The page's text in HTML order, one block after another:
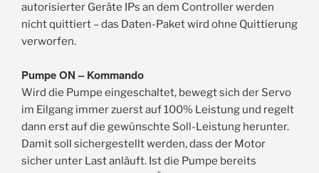
autorisierter Geräte IPs an dem Controller werden
nicht quittiert – das Daten-Paket wird ohne Quittierung
verworfen.
Pumpe ON – Kommando
Wird die Pumpe eingeschaltet, bewegt sich der Servo
im Eilgang immer zuerst auf 100% Leistung und regelt
dann erst auf die gewünschte Soll-Leistung herunter.
Damit soll sichergestellt werden, dass der Motor
sicher unter Last anläuft. Ist die Pumpe bereits